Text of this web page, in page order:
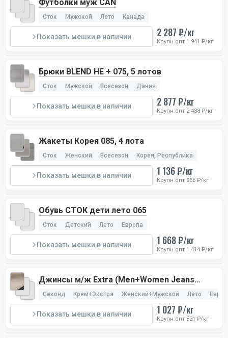
Футболки муж CAN
Сток Мужской Лето Канада
Показать мешки в наличии 2 287 ₽/кг
Крупн.опт 1 941 ₽/кг
Брюки BLEND HE + 075, 5 лотов
Сток Мужской Всесезон Дания
Показать мешки в наличии 2 877 ₽/кг
Крупн.опт 2 438 ₽/кг
Жакеты Корея 085, 4 лота
Сток Женский Всесезон Корея, Республика
Показать мешки в наличии 1 136 ₽/кг
Крупн.опт 966 ₽/кг
Обувь СТОК дети лето 065
Сток Детский Лето Европа
Показать мешки в наличии 1 668 ₽/кг
Крупн.опт 1 414 ₽/кг
Джинсы м/ж Extra (Men+Women Jeans
Extra), 1 лот
Секонд Крем+Экстра Женский+Мужской Лето
Показать мешки в наличии 1 027 ₽/кг
Крупн.опт 821 ₽/кг